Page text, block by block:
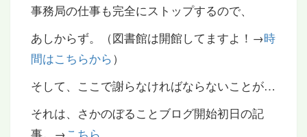
事務局の仕事も完全にストップするので、
あしからず。（図書館は開館してますよ！→時
間はこちらから）
そして、ここで謝らなければならないことが…
それは、さかのぼることブログ開始初日の記
事。→こちら